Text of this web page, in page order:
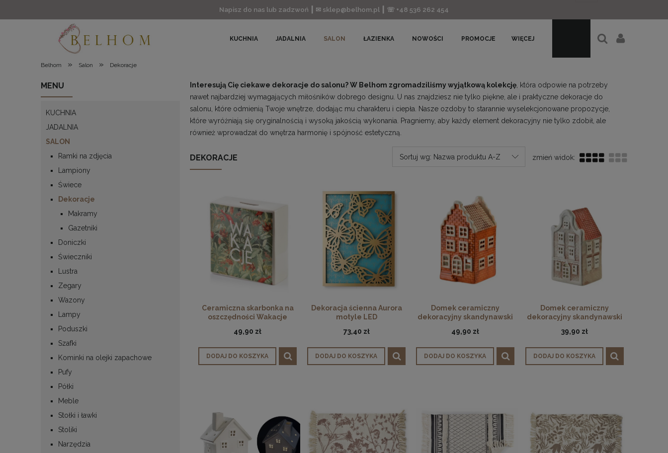
Napisz do nas lub zadzwoń ┃ ✉ sklep@belhom.pl ┃ ☏ +48 536 262 454
KUCHNIA JADALNIA SALON ŁAZIENKA NOWOŚCI PROMOCJE WIĘCEJ
Belhom » Salon » Dekoracje
MENU
KUCHNIA
JADALNIA
SALON
Ramki na zdjęcia
Lampiony
Świece
Dekoracje
Makramy
Gazetniki
Doniczki
Świeczniki
Lustra
Zegary
Wazony
Lampy
Poduszki
Szafki
Kominki na olejki zapachowe
Pufy
Półki
Meble
Stołki i ławki
Stoliki
Narzędzia
Interesują Cię ciekawe dekoracje do salonu? W Belhom zgromadziliśmy wyjątkową kolekcję , która odpowie na potrzeby
nawet najbardziej wymagających miłośników dobrego designu. U nas znajdziesz nie tylko piękne, ale i praktyczne dekoracje do
salonu, które odmienią Twoje wnętrze, dodając mu charakteru i ciepła. Nasze ozdoby to starannie wyselekcjonowane propozycje,
które wyróżniają się oryginalnością i wysoką jakością wykonania. Pragniemy, aby każdy element dekoracyjny nie tylko zdobił, ale
również wprowadzał do wnętrza harmonię i spójność estetyczną.
DEKORACJE Sortuj wg: Nazwa produktu A-Z
Ceramiczna skarbonka na
oszczędności Wakacje
49,90 zł
DODAJ DO KOSZYKA
Dekoracja ścienna Aurora
motyle LED
73,40 zł
DODAJ DO KOSZYKA
Domek ceramiczny
dekoracyjny skandynawski
15cm
49,90 zł
DODAJ DO KOSZYKA
Domek ceramiczny
dekoracyjny skandynawski
39,90 zł
DODAJ DO KOSZYKA